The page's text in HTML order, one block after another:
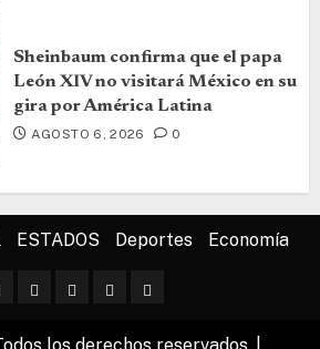
Sheinbaum confirma que el papa
León XIV no visitará México en su
gira por América Latina
AGOSTO 6, 2026 0
ESTADOS Deportes Economía
los derechos reservados.